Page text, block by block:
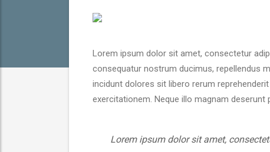
Lorem ipsum dolor sit amet, consectetur
consequatur nostrum ducimus, repellendus
incidunt dolores sit libero rerum reprehenderit
exercitationem. Neque illo magnam
Lorem ipsum dolor sit amet,